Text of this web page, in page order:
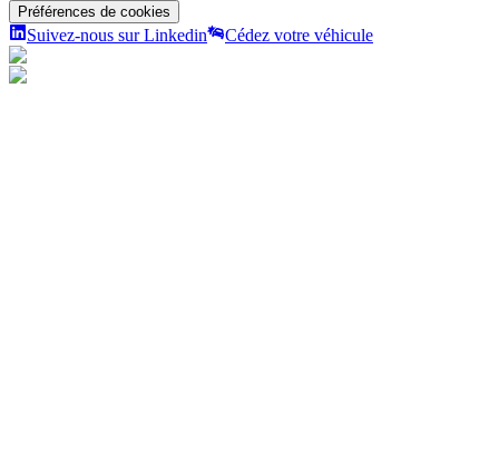
Préférences de cookies
Suivez-nous sur Linkedin Cédez votre véhicule